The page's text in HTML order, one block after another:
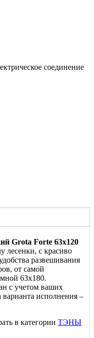
соединение
Grota Forte 63x120
лесенки, с красиво
развешивания
от самой
63х180.
с учетом ваших
варианта исполнения –
в категории ТЭНЫ